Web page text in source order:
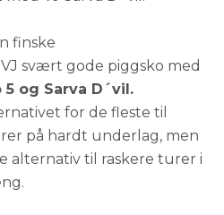
finske
svært gode piggsko med
5 og Sarva D´vil.
for de fleste til
på hardt underlag, men
alternativ til raskere turer i